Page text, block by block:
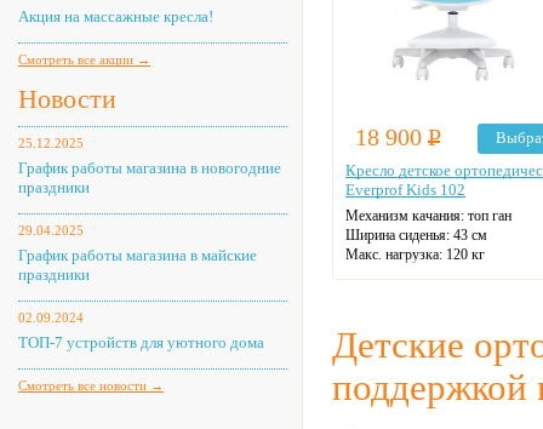
Акция на массажные кресла!
Смотреть все акции →
Новости
25.12.2025
График работы магазина в новогодние
праздники
29.04.2025
График работы магазина в майские
праздники
02.09.2024
ТОП-7 устройств для уютного дома
Смотреть все новости →
18 900 Р
Кресло детское
Everprof Kids 102
Механизм качания: топ ган
Ширина сиденья: 43 см
Макс. нагрузка: 120 кг
Цвет: на выбор
Детские
поддержкой